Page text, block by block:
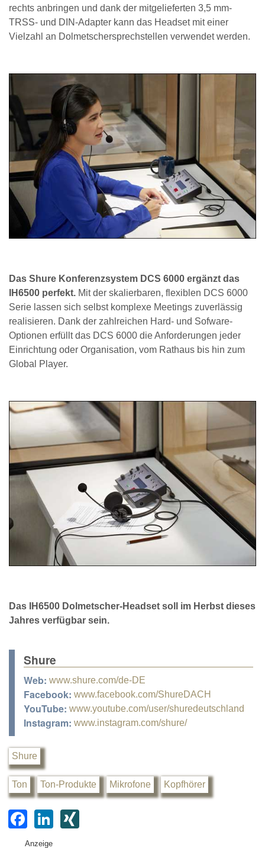
rechts anbringen und dank der mitgelieferten 3,5 mm-
TRSS- und DIN-Adapter kann das Headset mit einer
Vielzahl an Dolmetschersprechstellen verwendet werden.
Das Shure Konferenzsystem DCS 6000 ergänzt das
IH6500 perfekt. Mit der skalierbaren, flexiblen DCS 6000
Serie lassen sich selbst komplexe Meetings zuverlässig
realisieren. Dank der zahlreichen Hard- und Sofware-
Optionen erfüllt das DCS 6000 die Anforderungen jeder
Einrichtung oder Organisation, vom Rathaus bis hin zum
Global Player.
Das IH6500 Dolmetscher-Headset soll im Herbst dieses
Jahres verfügbar sein.
Shure
Web: www.shure.com/de-DE
Facebook: www.facebook.com/ShureDACH
YouTube: www.youtube.com/user/shuredeutschland
Instagram: www.instagram.com/shure/
Shure
Ton Ton-Produkte Mikrofone Kopfhörer
F
a
Li
Anzeige